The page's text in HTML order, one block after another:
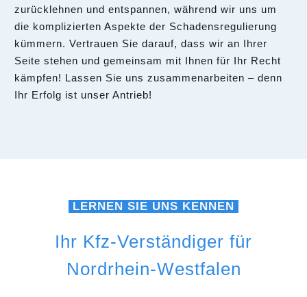
zurücklehnen und entspannen, während wir uns um
die komplizierten Aspekte der Schadensregulierung
kümmern. Vertrauen Sie darauf, dass wir an Ihrer
Seite stehen und gemeinsam mit Ihnen für Ihr Recht
kämpfen! Lassen Sie uns zusammenarbeiten – denn
Ihr Erfolg ist unser Antrieb!
LERNEN SIE UNS KENNEN
Ihr Kfz-Verständiger für
Nordrhein-Westfalen